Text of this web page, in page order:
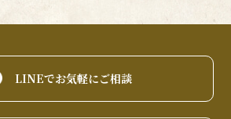
LINEでお気軽にご相談